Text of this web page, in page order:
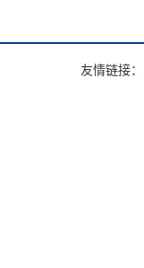
友情链接：